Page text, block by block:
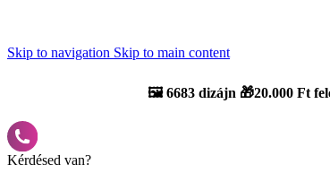
Skip to navigation Skip to main content
🖼️6683 dizájn 🎁20.000 Ft
Kérdésed van?